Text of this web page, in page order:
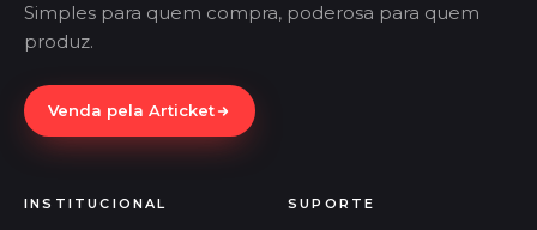
Simples para quem compra, poderosa para quem
produz.
Venda pela Articket
INSTITUCIONAL SUPORTE